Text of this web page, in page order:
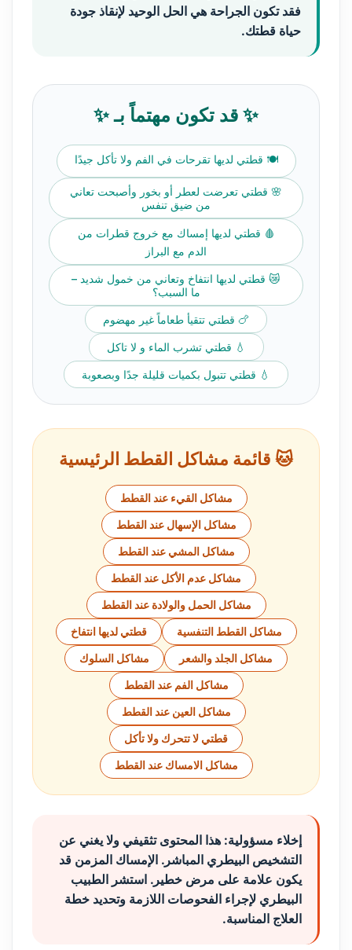
فقد تكون الجراحة هي الحل الوحيد لإنقاذ جودة
حياة قطتك.
✨ قد تكون مهتماً بـ ✨
🍽️ قطتي لديها تقرحات في الفم ولا تأكل جيدًا
🌸 قطتي تعرضت لعطر أو بخور وأصبحت تعاني
من ضيق تنفس
🩸 قطتي لديها إمساك مع خروج قطرات من
الدم مع البراز
😿 قطتي لديها انتفاخ وتعاني من خمول شديد –
ما السبب؟
🍗 قطتي تتقيأ طعاماً غير مهضوم
💧 قطتي تشرب الماء و لا تاكل
💧 قطتي تتبول بكميات قليلة جدًا وبصعوبة
🐱 قائمة مشاكل القطط الرئيسية
مشاكل القيء عند القطط
مشاكل الإسهال عند القطط
مشاكل المشي عند القطط
مشاكل عدم الأكل عند القطط
مشاكل الحمل والولادة عند القطط
مشاكل القطط التنفسية قطتي لديها انتفاخ
مشاكل الجلد والشعر مشاكل السلوك
مشاكل الفم عند القطط
مشاكل العين عند القطط
قطتي لا تتحرك ولا تأكل
مشاكل الامساك عند القطط
إخلاء مسؤولية: هذا المحتوى تثقيفي ولا يغني عن
التشخيص البيطري المباشر. الإمساك المزمن قد
يكون علامة على مرض خطير. استشر الطبيب
البيطري لإجراء الفحوصات اللازمة وتحديد خطة
العلاج المناسبة.